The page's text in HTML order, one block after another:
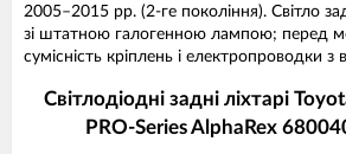
2005–2015 рр. (2-ге покоління). Світло
зі штатною галогенною лампою; перед
сумісність кріплень і електропроводки
Світлодіодні задні ліхтарі
PRO-Series AlphaRex